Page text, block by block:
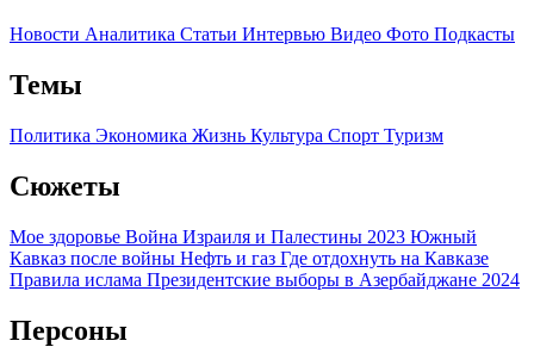
Новости Аналитика Статьи Интервью Видео Фото Подкасты
Темы
Политика Экономика Жизнь Культура Спорт Туризм
Сюжеты
Мое здоровье Война Израиля и Палестины 2023 Южный
Кавказ после войны Нефть и газ Где отдохнуть на Кавказе
Правила ислама Президентские выборы в Азербайджане 2024
Персоны